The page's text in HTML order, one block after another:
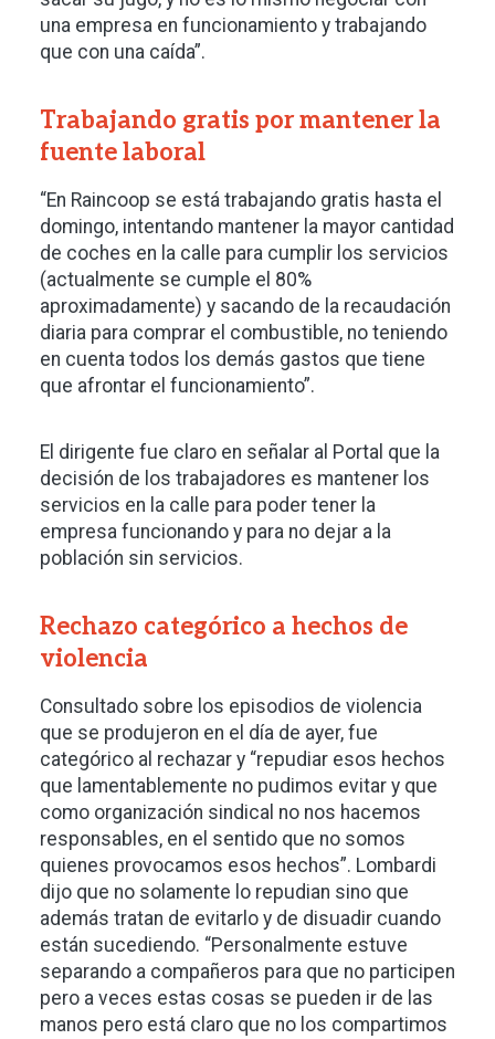
una empresa en funcionamiento y trabajando
que con una caída”.
Trabajando gratis por mantener la
fuente laboral
“En Raincoop se está trabajando gratis hasta el
domingo, intentando mantener la mayor cantidad
de coches en la calle para cumplir los servicios
(actualmente se cumple el 80%
aproximadamente) y sacando de la recaudación
diaria para comprar el combustible, no teniendo
en cuenta todos los demás gastos que tiene
que afrontar el funcionamiento”.
El dirigente fue claro en señalar al Portal que la
decisión de los trabajadores es mantener los
servicios en la calle para poder tener la
empresa funcionando y para no dejar a la
población sin servicios.
Rechazo categórico a hechos de
violencia
Consultado sobre los episodios de violencia
que se produjeron en el día de ayer, fue
categórico al rechazar y “repudiar esos hechos
que lamentablemente no pudimos evitar y que
como organización sindical no nos hacemos
responsables, en el sentido que no somos
quienes provocamos esos hechos”. Lombardi
dijo que no solamente lo repudian sino que
además tratan de evitarlo y de disuadir cuando
están sucediendo. “Personalmente estuve
separando a compañeros para que no participen
pero a veces estas cosas se pueden ir de las
manos pero está claro que no los compartimos